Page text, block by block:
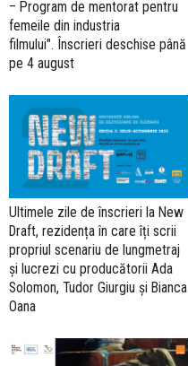
– Program de mentorat pentru
femeile din industria
filmului". Înscrieri deschise până
pe 4 august
Ultimele zile de înscrieri la New
Draft, rezidența în care îți scrii
propriul scenariu de lungmetraj
și lucrezi cu producătorii Ada
Solomon, Tudor Giurgiu și Bianca
Oana